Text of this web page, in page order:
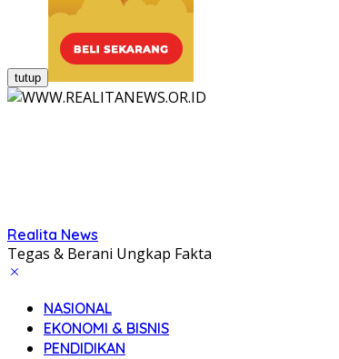
tutup
Realita News
Tegas & Berani Ungkap Fakta
NASIONAL
EKONOMI & BISNIS
PENDIDIKAN